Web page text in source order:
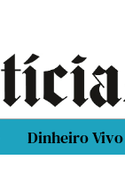
Dinheiro Vivo